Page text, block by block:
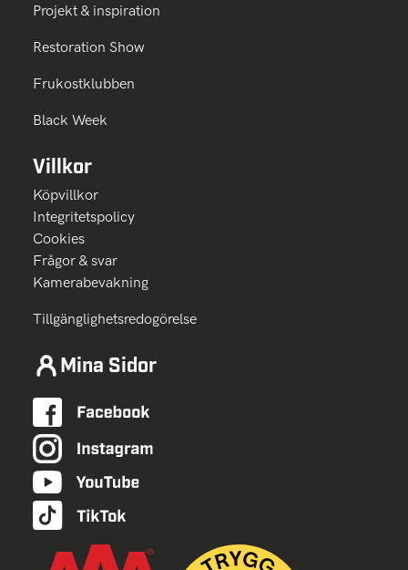
Projekt & inspiration
Restoration Show
Frukostklubben
Black Week
Villkor
Köpvillkor
Integritetspolicy
Cookies
Frågor & svar
Kamerabevakning
Tillgänglighetsredogörelse
Mina Sidor